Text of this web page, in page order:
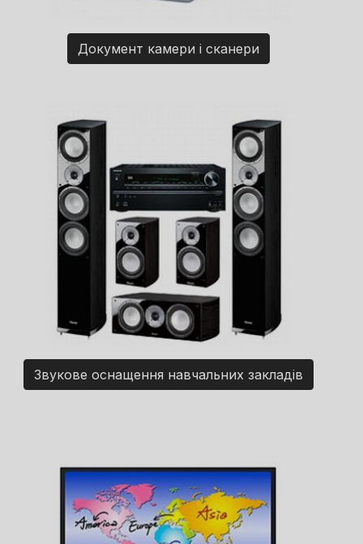
Документ камери і сканери
Звукове оснащення навчальних закладів